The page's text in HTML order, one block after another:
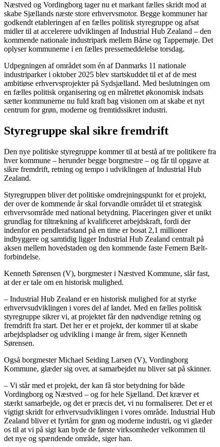
Næstved og Vordingborg tager nu et markant fælles skridt mod at
skabe Sjællands næste store erhvervsmotor. Begge kommuner har
godkendt etableringen af en fælles politisk styregruppe og afsat
midler til at accelerere udviklingen af Industrial Hub Zealand – den
kommende nationale industripark mellem Bårse og Tappernøje. Det
oplyser kommunerne i en fælles pressemeddelelse torsdag.
Udpegningen af området som én af Danmarks 11 nationale
industriparker i oktober 2025 blev startskuddet til et af de mest
ambitiøse erhvervsprojekter på Sydsjælland. Med beslutningen om
en fælles politisk organisering og en målrettet økonomisk indsats
sætter kommunerne nu fuld kraft bag visionen om at skabe et nyt
centrum for grøn, moderne og fremtidssikret industri.
Styregruppe skal sikre fremdrift
Den nye politiske styregruppe kommer til at bestå af tre politikere fra
hver kommune – herunder begge borgmestre – og får til opgave at
sikre fremdrift, retning og tempo i udviklingen af Industrial Hub
Zealand.
Styregruppen bliver det politiske omdrejningspunkt for et projekt,
der over de kommende år skal forvandle området til et strategisk
erhvervsområde med national betydning. Placeringen giver et unikt
grundlag for tiltrækning af kvalificeret arbejdskraft, fordi der
indenfor en pendlerafstand på en time er bosat 2,1 millioner
indbyggere og samtidig ligger Industrial Hub Zealand centralt på
aksen mellem hovedstaden og den kommende faste Femern Bælt-
forbindelse.
Kenneth Sørensen (V), borgmester i Næstved Kommune, slår fast,
at der er tale om en historisk mulighed.
– Industrial Hub Zealand er en historisk mulighed for at styrke
erhvervsudviklingen i vores del af landet. Med en fælles politisk
styregruppe sikrer vi, at projektet får den nødvendige retning og
fremdrift fra start. Det her er et projekt, der kommer til at skabe
arbejdspladser og udvikling i mange år frem, siger Kenneth
Sørensen.
Også borgmester Michael Seiding Larsen (V), Vordingborg
Kommune, glæder sig over, at samarbejdet nu bliver sat på skinner.
– Vi står med et projekt, der kan få stor betydning for både
Vordingborg og Næstved – og for hele Sjælland. Det kræver et
stærkt samarbejde, og det er præcis det, vi nu formaliserer. Det er et
vigtigt skridt for erhvervsudviklingen i vores område. Industrial Hub
Zealand bliver et fyrtårn for grøn og moderne industri, og vi glæder
os til at vi på sigt kan byde de første virksomheder velkommen til
det nye og spændende område, siger han.